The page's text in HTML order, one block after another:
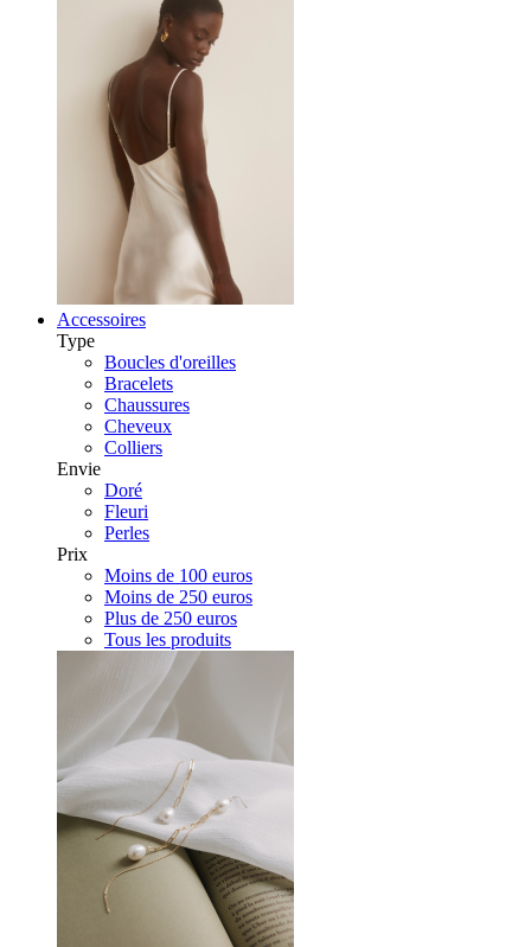
Accessoires
Type
Boucles d'oreilles
Bracelets
Chaussures
Cheveux
Colliers
Envie
Doré
Fleuri
Perles
Prix
Moins de 100 euros
Moins de 250 euros
Plus de 250 euros
Tous les produits